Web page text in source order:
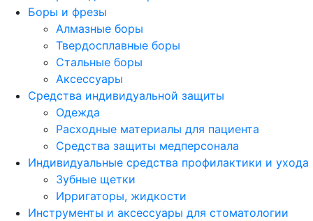
Боры и фрезы
Алмазные боры
Твердосплавные боры
Стальные боры
Аксессуары
Средства индивидуальной защиты
Одежда
Расходные материалы для пациента
Средства защиты медперсонала
Индивидуальные средства профилактики и ухода
Зубные щетки
Ирригаторы, жидкости
Инструменты и аксессуары для стоматологии